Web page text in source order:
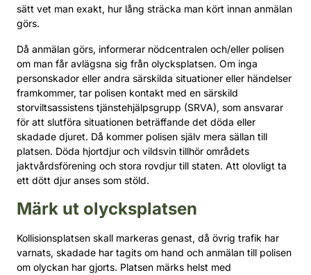
sätt vet man exakt, hur lång sträcka man kört innan anmälan
görs.
Då anmälan görs, informerar nödcentralen och/eller polisen
om man får avlägsna sig från olycksplatsen. Om inga
personskador eller andra särskilda situationer eller händelser
framkommer, tar polisen kontakt med en särskild
storviltsassistens tjänstehjälpsgrupp (SRVA), som ansvarar
för att slutföra situationen beträffande det döda eller
skadade djuret. Då kommer polisen själv mera sällan till
platsen. Döda hjortdjur och vildsvin tillhör områdets
jaktvårdsförening och stora rovdjur till staten. Att olovligt ta
ett dött djur anses som stöld.
Märk ut olycksplatsen
Kollisionsplatsen skall markeras genast, då övrig trafik har
varnats, skadade har tagits om hand och anmälan till polisen
om olyckan har gjorts. Platsen märks helst med